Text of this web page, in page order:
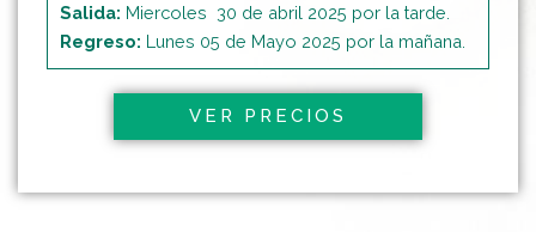
Salida: Miercoles 30 de abril 2025 por la tarde.
Regreso: Lunes 05 de Mayo 2025 por la mañana.
VER PRECIOS